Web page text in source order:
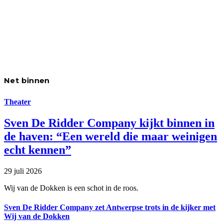
Net binnen
Theater
Sven De Ridder Company kijkt binnen in
de haven: “Een wereld die maar weinigen
echt kennen”
29 juli 2026
Wij van de Dokken is een schot in de roos.
Sven De Ridder Company zet Antwerpse trots in de kijker met
Wij van de Dokken